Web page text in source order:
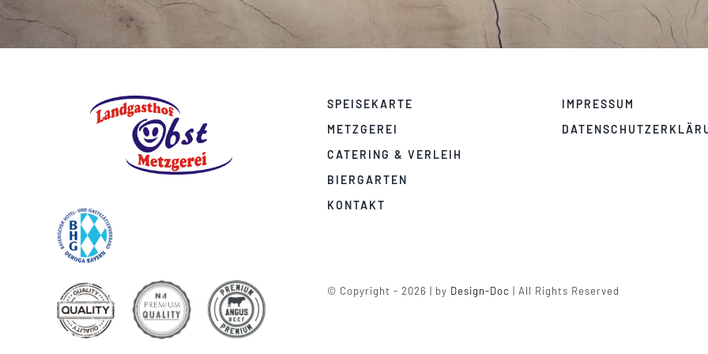
SPEISEKARTE
METZGEREI
CATERING & VERLEIH
BIERGARTEN
KONTAKT
IMPRESSUM
© Copyright - 2026 | by Design-Doc | All Rights Reserved